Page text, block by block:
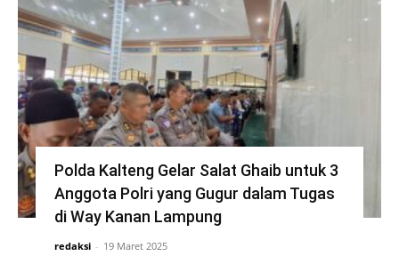
Polda Kalteng Gelar Salat Ghaib untuk 3
Anggota Polri yang Gugur dalam Tugas
di Way Kanan Lampung
redaksi - 19 Maret 2025